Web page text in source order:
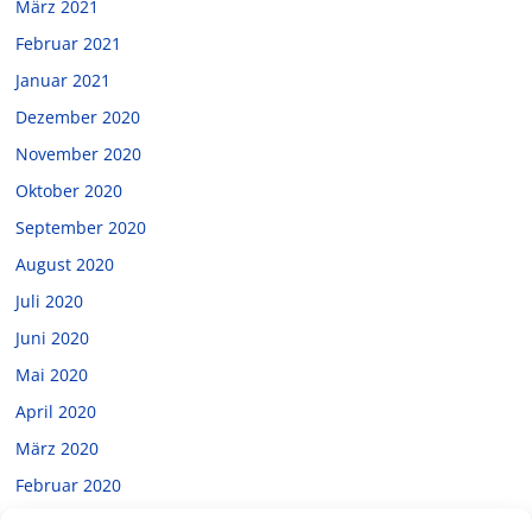
März 2021
Februar 2021
Januar 2021
Dezember 2020
November 2020
Oktober 2020
September 2020
August 2020
Juli 2020
Juni 2020
Mai 2020
April 2020
März 2020
Februar 2020